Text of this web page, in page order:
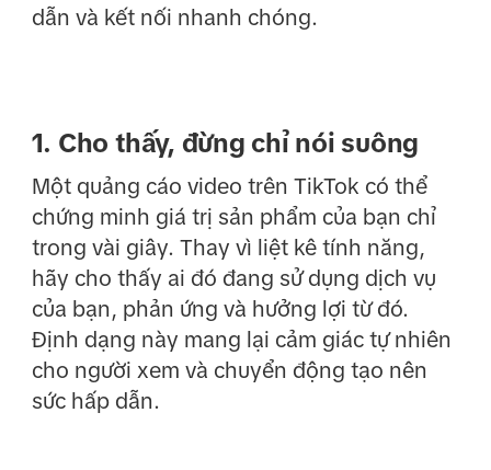
dẫn và kết nối nhanh chóng.
1. Cho thấy, đừng chỉ nói suông
Một quảng cáo video trên TikTok có thể
chứng minh giá trị sản phẩm của bạn chỉ
trong vài giây. Thay vì liệt kê tính năng,
hãy cho thấy ai đó đang sử dụng dịch vụ
của bạn, phản ứng và hưởng lợi từ đó.
Định dạng này mang lại cảm giác tự nhiên
cho người xem và chuyển động tạo nên
sức hấp dẫn.